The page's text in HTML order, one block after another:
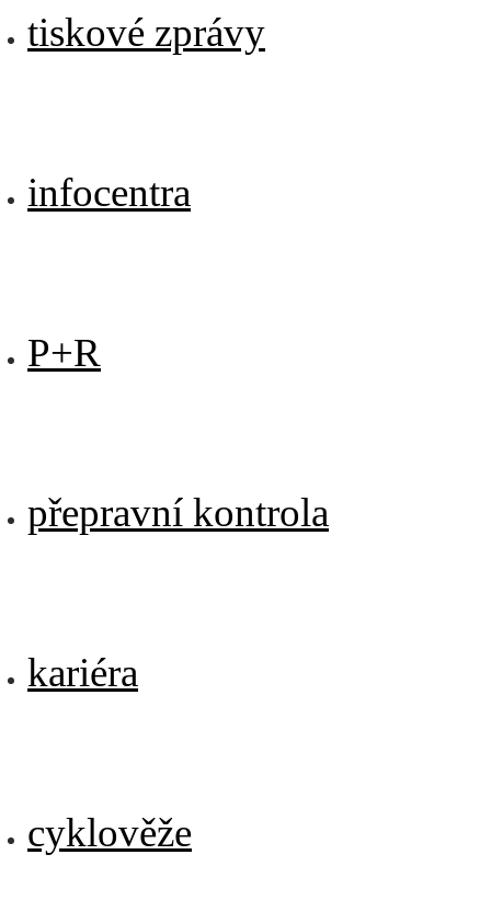
tiskové zprávy
infocentra
P+R
přepravní kontrola
kariéra
cyklověže